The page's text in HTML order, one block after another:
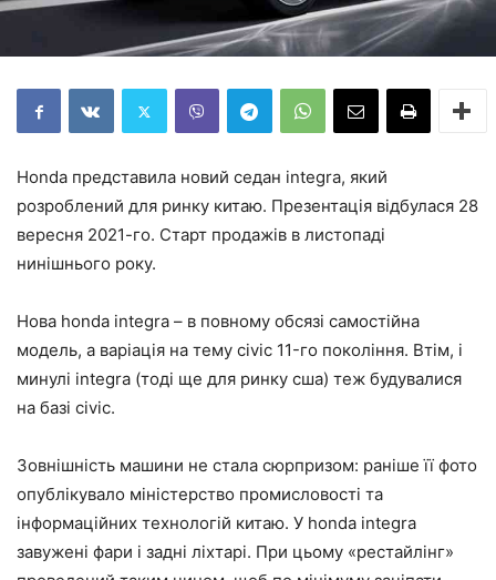
Honda представила новий седан integra, який
розроблений для ринку китаю. Презентація відбулася 28
вересня 2021-го. Старт продажів в листопаді
нинішнього року.
Нова honda integra – в повному обсязі самостійна
модель, а варіація на тему civic 11-го покоління. Втім, і
минулі integra (тоді ще для ринку сша) теж будувалися
на базі civic.
Зовнішність машини не стала сюрпризом: раніше її фото
опублікувало міністерство промисловості та
інформаційних технологій китаю. У honda integra
завужені фари і задні ліхтарі. При цьому «рестайлінг»